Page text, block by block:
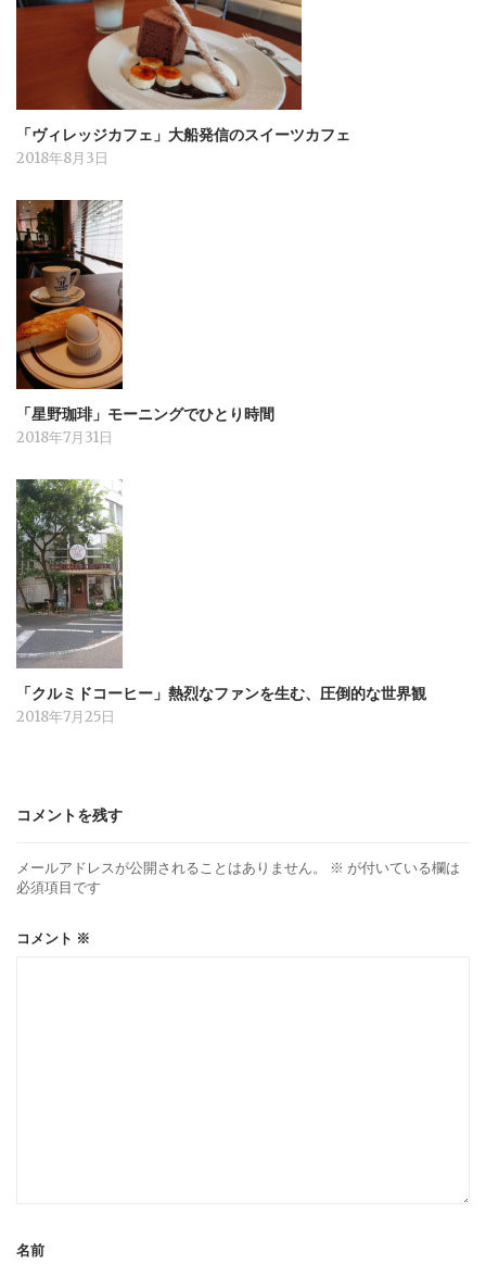
「ヴィレッジカフェ」大船発信のスイーツカフェ
2018年8月3日
「星野珈琲」モーニングでひとり時間
2018年7月31日
「クルミドコーヒー」熱烈なファンを生む、圧倒的な世界観
2018年7月25日
コメントを残す
メールアドレスが公開されることはありません。 ※ が付いている欄は
必須項目です
コメント ※
名前